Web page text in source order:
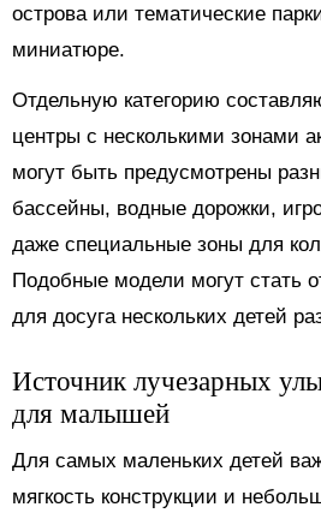
острова или тематические
миниатюре.
Отдельную категорию
центры с несколькими зонами
могут быть предусмотрены
бассейны, водные дорожки,
даже специальные зоны для
Подобные модели могут стать
для досуга нескольких детей
Источник лучезарных
для малышей
Для самых маленьких детей
мягкость конструкции и